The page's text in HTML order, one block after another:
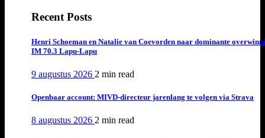
Recent Posts
Henri Schoeman en Natalie van Coevorden naar dominante
IM 70.3 Lapu-Lapu
9 augustus 2026 2 min read
Openbaar account: MIVD-directeur jarenlang te volgen via Strava
8 augustus 2026 2 min read